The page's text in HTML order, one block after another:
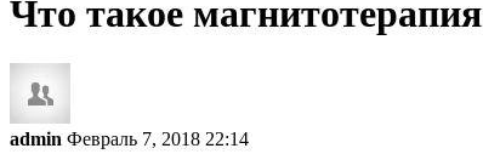
Что такое магнитотерапия
admin Февраль 7, 2018 22:14